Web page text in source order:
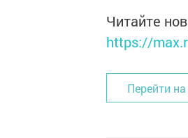
Читайте
https://
Перейти